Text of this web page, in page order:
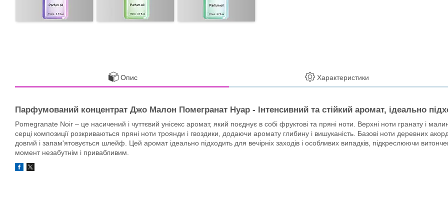
Опис Характеристики
Парфумований концентрат Джо Малон Помегранат Нуар - Інтенсивний та стійкий аромат, ідеально
Pomegranate Noir – це насичений і чуттєвий унісекс аромат, який поєднує в собі фруктові та пряні ноти. Верхні ноти гранату і
серці композиції розкриваються пряні ноти троянди і гвоздики, додаючи аромату глибину і вишуканість. Базові ноти деревних
довгий і запам'ятовується шлейф. Цей аромат ідеально підходить для вечірніх заходів і особливих випадків, підкреслюючи
момент незабутнім і привабливим.